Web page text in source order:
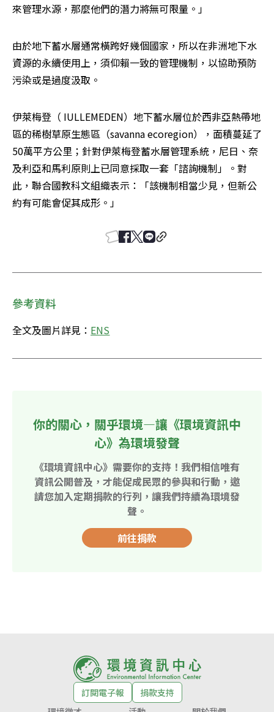
來管理水源，那麼他們的潛力將無可限量。」
由於地下蓄水層通常橫跨好幾個國家，所以在非洲地下水
資源的永續使用上，須仰賴一致的管理機制，以協助預防
污染或是過度汲取。
伊萊梅登（ IULLEMEDEN）地下蓄水層位於西非亞熱帶地
區的稀樹草原生態區（savanna ecoregion），面積蔓延了
50萬平方公里；針對伊萊梅登蓄水層管理系統，尼日、奈
及利亞和馬利原則上已同意採取一套「諮詢機制」。對
此，聯合國教科文組織表示：「該機制相當少見，但新公
約有可能會促其成形。」
參考資料
全文及圖片詳見： ENS
你的關心，關乎環境—讓《環境資訊中
心》為環境發聲
《環境資訊中心》需要你的支持！我們相信唯有
資訊公開普及，才能促成民眾的參與和行動，邀
請您加入定期捐款的行列，讓我們持續為環境發
聲。
前往捐款
訂閱電子報
捐款支持